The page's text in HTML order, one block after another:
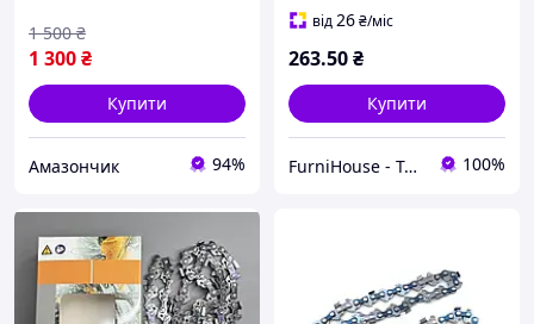
1 300₴
1 500 ₴
Купити
Амазончик 94%
від26₴/міс
263.50₴
Купити
FurniHouse - Товари для дому та саду 100%